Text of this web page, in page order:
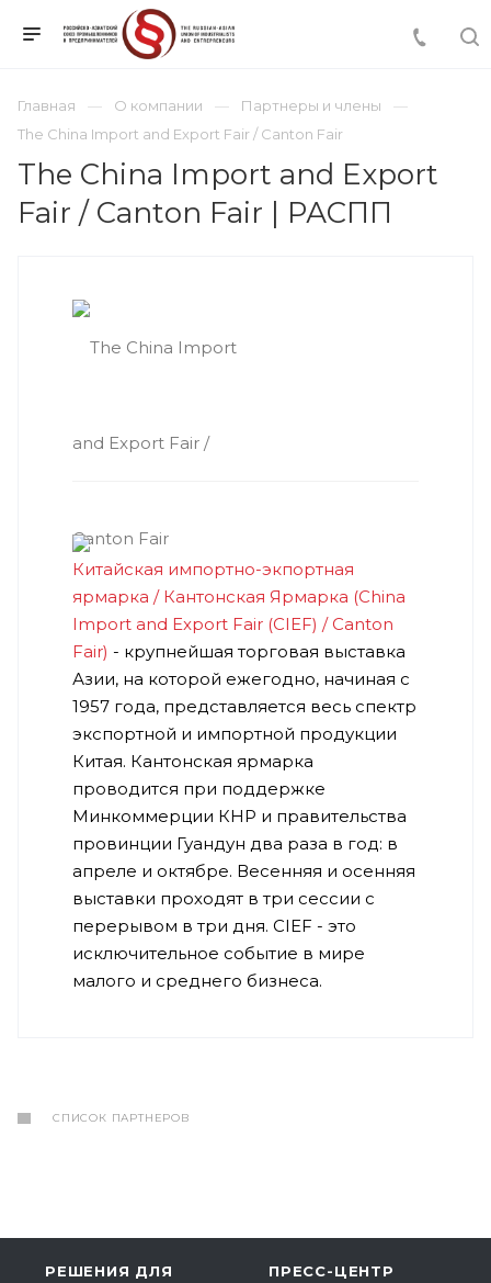
Главная О компании
Партнеры и члены
The China Import and Export Fair / Canton Fair
The China Import and Export
Fair / Canton Fair | РАСПП
Китайская импортно-экпортная
ярмарка / Кантонская Ярмарка (China
Import and Export Fair (CIEF) / Canton
Fair) - крупнейшая торговая выставка
Азии, на которой ежегодно, начиная с
1957 года, представляется весь спектр
экспортной и импортной продукции
Китая. Кантонская ярмарка
проводится при поддержке
Минкоммерции КНР и правительства
провинции Гуандун два раза в год: в
апреле и октябре. Весенняя и осенняя
выставки проходят в три сессии с
перерывом в три дня. CIEF - это
исключительное событие в мире
малого и среднего бизнеса.
СПИСОК ПАРТНЕРОВ
РЕШЕНИЯ ДЛЯ
ПРЕСС-ЦЕНТР